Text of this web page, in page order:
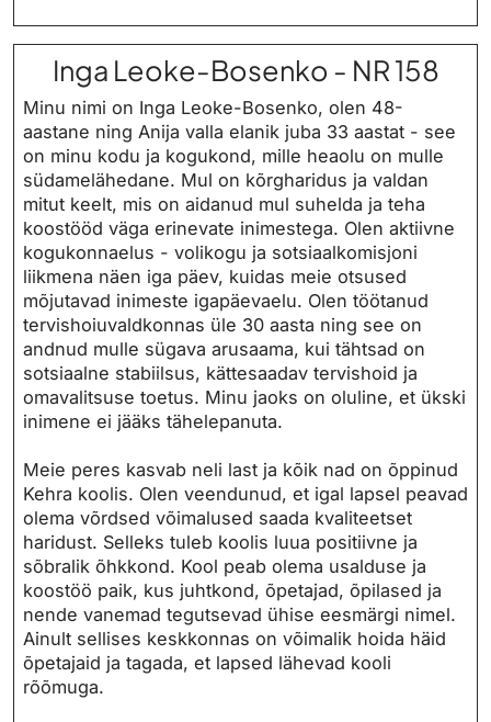
Inga Leoke-Bosenko - NR 158
Minu nimi on Inga Leoke-Bosenko, olen 48-
aastane ning Anija valla elanik juba 33 aastat - see
on minu kodu ja kogukond, mille heaolu on mulle
südamelähedane. Mul on kõrgharidus ja valdan
mitut keelt, mis on aidanud mul suhelda ja teha
koostööd väga erinevate inimestega. Olen aktiivne
kogukonnaelus - volikogu ja sotsiaalkomisjoni
liikmena näen iga päev, kuidas meie otsused
mõjutavad inimeste igapäevaelu. Olen töötanud
tervishoiuvaldkonnas üle 30 aasta ning see on
andnud mulle sügava arusaama, kui tähtsad on
sotsiaalne stabiilsus, kättesaadav tervishoid ja
omavalitsuse toetus. Minu jaoks on oluline, et ükski
inimene ei jääks tähelepanuta.
Meie peres kasvab neli last ja kõik nad on õppinud
Kehra koolis. Olen veendunud, et igal lapsel peavad
olema võrdsed võimalused saada kvaliteetset
haridust. Selleks tuleb koolis luua positiivne ja
sõbralik õhkkond. Kool peab olema usalduse ja
koostöö paik, kus juhtkond, õpetajad, õpilased ja
nende vanemad tegutsevad ühise eesmärgi nimel.
Ainult sellises keskkonnas on võimalik hoida häid
õpetajaid ja tagada, et lapsed lähevad kooli
rõõmuga.